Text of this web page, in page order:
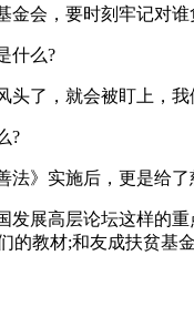
会，要时刻牢记对
什么?
了，就会被盯上，
?
》实施后，更是给
发展高层论坛这样的
的教材;和友成扶贫